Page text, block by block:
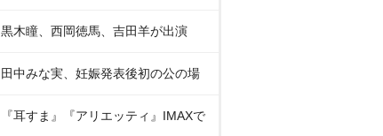
黒木瞳、西岡徳馬、吉田羊が出演
田中みな実、妊娠発表後初の公の場
『耳すま』『アリエッティ』IMAXで